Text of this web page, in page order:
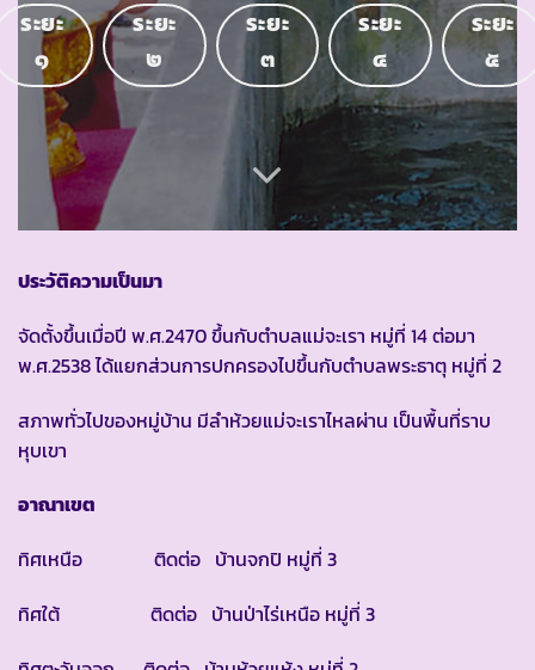
ระยะ
๑
ระยะ
๒
ระยะ
๓
ระยะ
๔
ระยะ
๕
ประวัติความเป็นมา
จัดตั้งขึ้นเมื่อปี พ.ศ.2470 ขึ้นกับตำบลแม่จะเรา หมู่ที่ 14 ต่อมา
พ.ศ.2538 ได้แยกส่วนการปกครองไปขึ้นกับตำบลพระธาตุ หมู่ที่ 2
สภาพทั่วไปของหมู่บ้าน มีลำห้วยแม่จะเราไหลผ่าน เป็นพื้นที่ราบ
หุบเขา
อาณาเขต
ทิศเหนือ ติดต่อ บ้านจกปิ หมู่ที่ 3
ทิศใต้ ติดต่อ บ้านป่าไร่เหนือ หมู่ที่ 3